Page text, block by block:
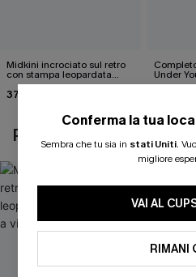
Midkini incrociato sul retro
con stampa leopardata
classica e set a vita alta
37,00 €
Under
POTREBBE
Conferma la tua
Sembra che tu sia in stati Uniti.
migliore
VAI AL
RIMANI